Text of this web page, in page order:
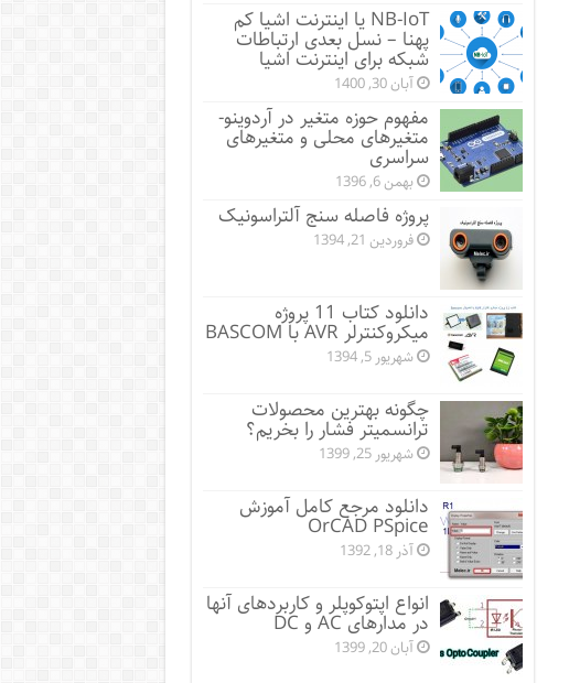
NB-IoT یا اینترنت اشیا کم
پهنا – نسل بعدی ارتباطات
شبکه برای اینترنت اشیا
آبان 30, 1400
مفهوم حوزه متغیر در آردوینو-
متغیرهای محلی و متغیرهای
سراسری
بهمن 6, 1396
پروژه فاصله سنج آلتراسونیک
فروردین 21, 1394
دانلود کتاب 11 پروژه
میکروکنترلر AVR با BASCOM
شهریور 5, 1394
چگونه بهترین محصولات
ترانسمیتر فشار را بخریم؟
شهریور 25, 1399
دانلود مرجع کامل آموزش
OrCAD PSpice
آذر 18, 1392
انواع اپتوکوپلر و کاربردهای آنها
در مدارهای AC و DC
آبان 20, 1399